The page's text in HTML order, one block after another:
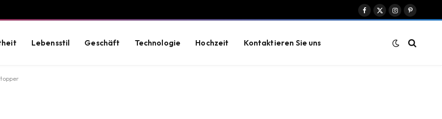
Facebook
X
InstagramPinterest
Lebensstil Geschäft Technologie Hochzeit Kontaktieren Sie uns